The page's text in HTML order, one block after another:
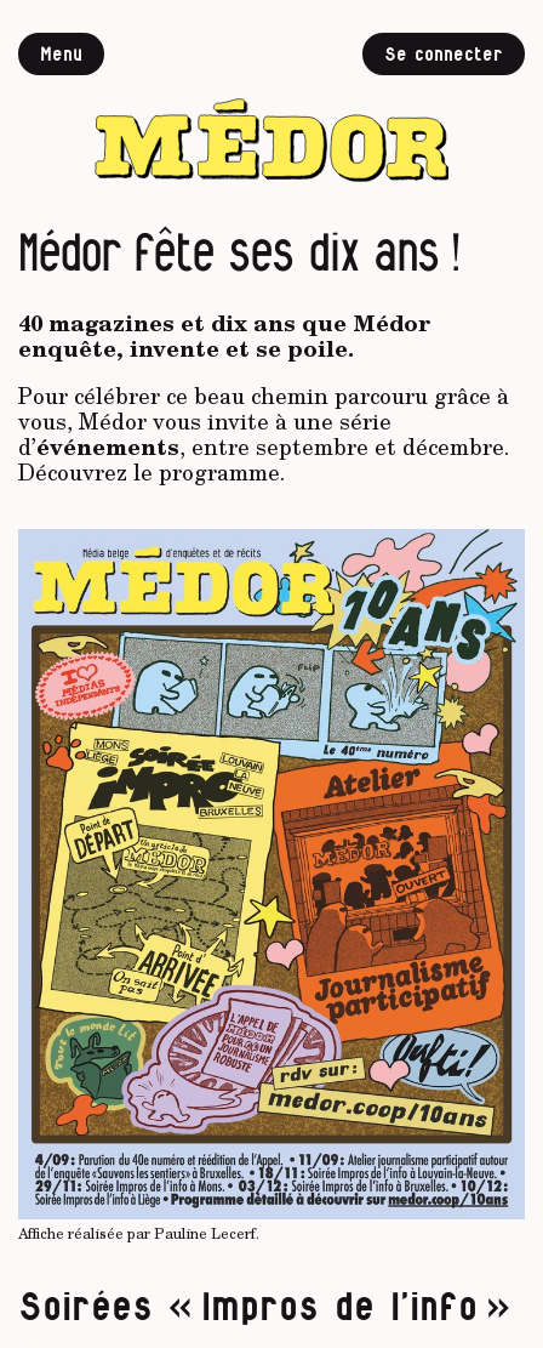
Menu Se connecter
Médor fête ses dix ans !
40 magazines et dix ans que Médor
enquête, invente et se poile.
Pour célébrer ce beau chemin parcouru grâce à
vous, Médor vous invite à une série
d’événements, entre septembre et décembre.
Découvrez le programme.
Affiche réalisée par Pauline Lecerf.
Soirées « Impros de l’info »